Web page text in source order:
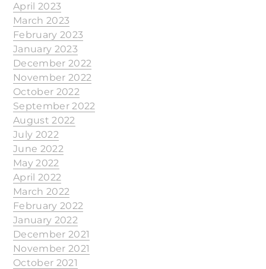
April 2023
March 2023
February 2023
January 2023
December 2022
November 2022
October 2022
September 2022
August 2022
July 2022
June 2022
May 2022
April 2022
March 2022
February 2022
January 2022
December 2021
November 2021
October 2021